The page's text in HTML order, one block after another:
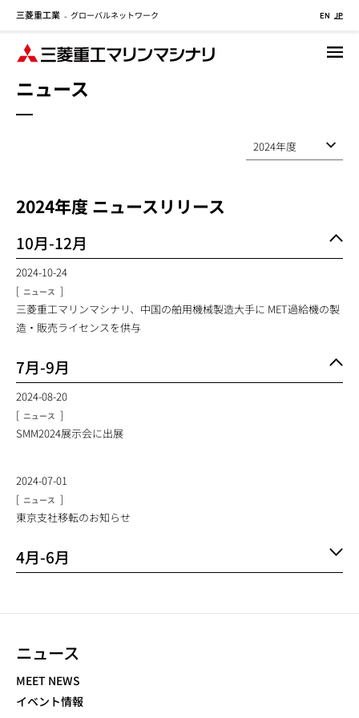
三菱重工業 - グローバルネットワーク EN JP
ニュース
2024年度 ニュースリリース
10月-12月
2024-10-24
[ ニュース ]
三菱重工マリンマシナリ、中国の舶用機械製造大手に MET過給機の製
造・販売ライセンスを供与
7月-9月
2024-08-20
[ ニュース ]
SMM2024展示会に出展
2024-07-01
[ ニュース ]
東京支社移転のお知らせ
4月-6月
ニュース
NEWS NAVIGATION
MEET NEWS
イベント情報